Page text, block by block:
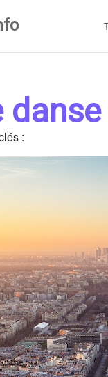
: